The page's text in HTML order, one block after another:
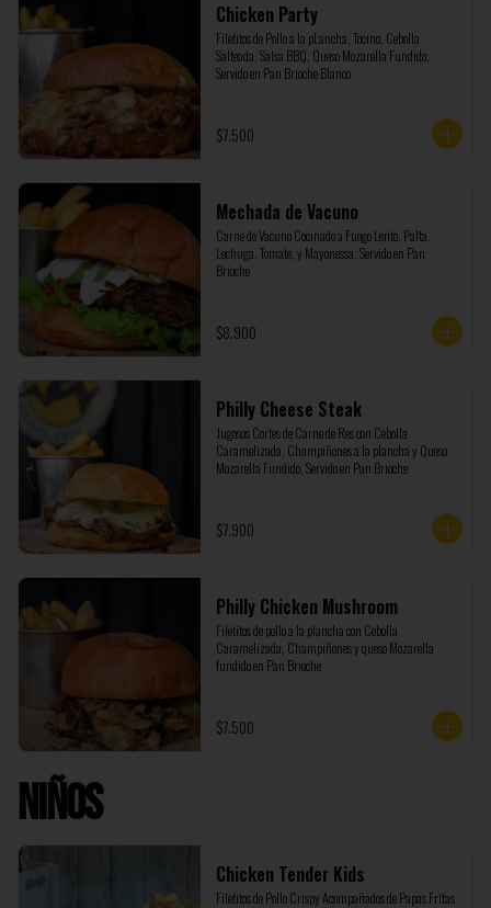
Chicken Party
Filetitos de Pollo a la pLancha, Tocino, Cebolla
Salteada, Salsa BBQ, Queso Mozarella Fundido,
Servido en Pan Brioche Blanco
$7.500
Mechada de Vacuno
Carne de Vacuno Cocinado a Fuego Lento, Palta,
Lechuga, Tomate, y Mayonessa, Servido en Pan
Brioche
$8.900
Philly Cheese Steak
Jugosos Cortes de Carne de Res con Cebolla
Caramelizada, Champiñones a la plancha y Queso
Mozarella Fundido, Servido en Pan Brioche
$7.900
Philly Chicken Mushroom
Filetitos de pollo a la plancha con Cebolla
Caramelizada, Champiñones y queso Mozarella
fundido en Pan Brioche
$7.500
Niños
Chicken Tender Kids
Filetitos de Pollo Crispy Acompañados de Papas Fritas